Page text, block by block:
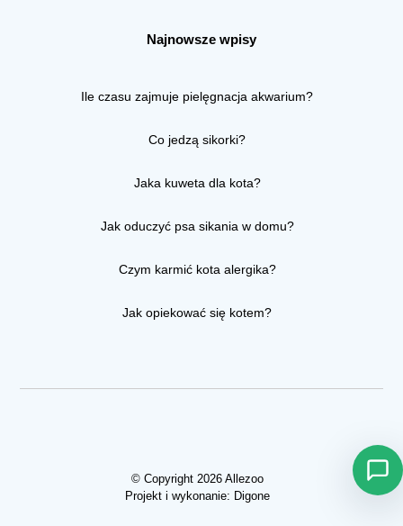
Najnowsze wpisy
Ile czasu zajmuje pielęgnacja akwarium?
Co jedzą sikorki?
Jaka kuweta dla kota?
Jak oduczyć psa sikania w domu?
Czym karmić kota alergika?
Jak opiekować się kotem?
© Copyright 2026 Allezoo
Projekt i wykonanie: Digone